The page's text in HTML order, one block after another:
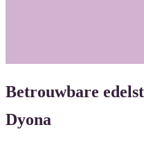
Betrouwbare
Dyona